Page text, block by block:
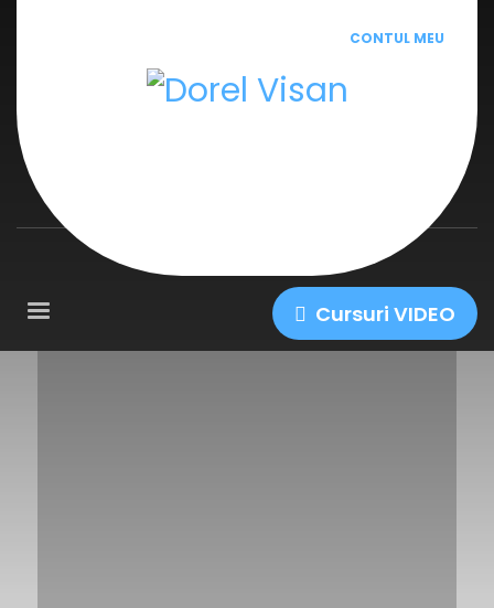
Cursuri VIDEO
CONTUL MEU